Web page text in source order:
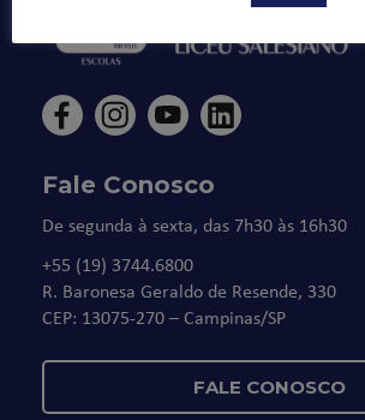
Fale Conosco
De segunda à sexta, das 7h30 às 16h30
+55 (19) 3744.6800
R. Baronesa Geraldo de Resende, 330
CEP: 13075-270 – Campinas/SP
FALE CONOSCO